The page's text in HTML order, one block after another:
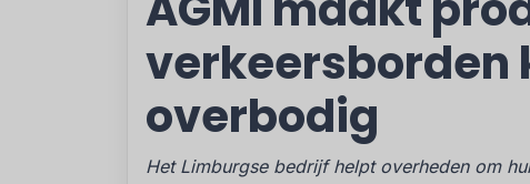
verkeersborden
overbodig
Het Limburgse bedrijf helpt overheden om